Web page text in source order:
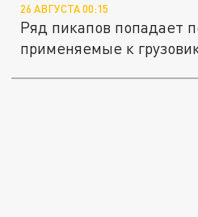
26 АВГУСТА 00:15
Ряд пикапов попадает
применяемые к